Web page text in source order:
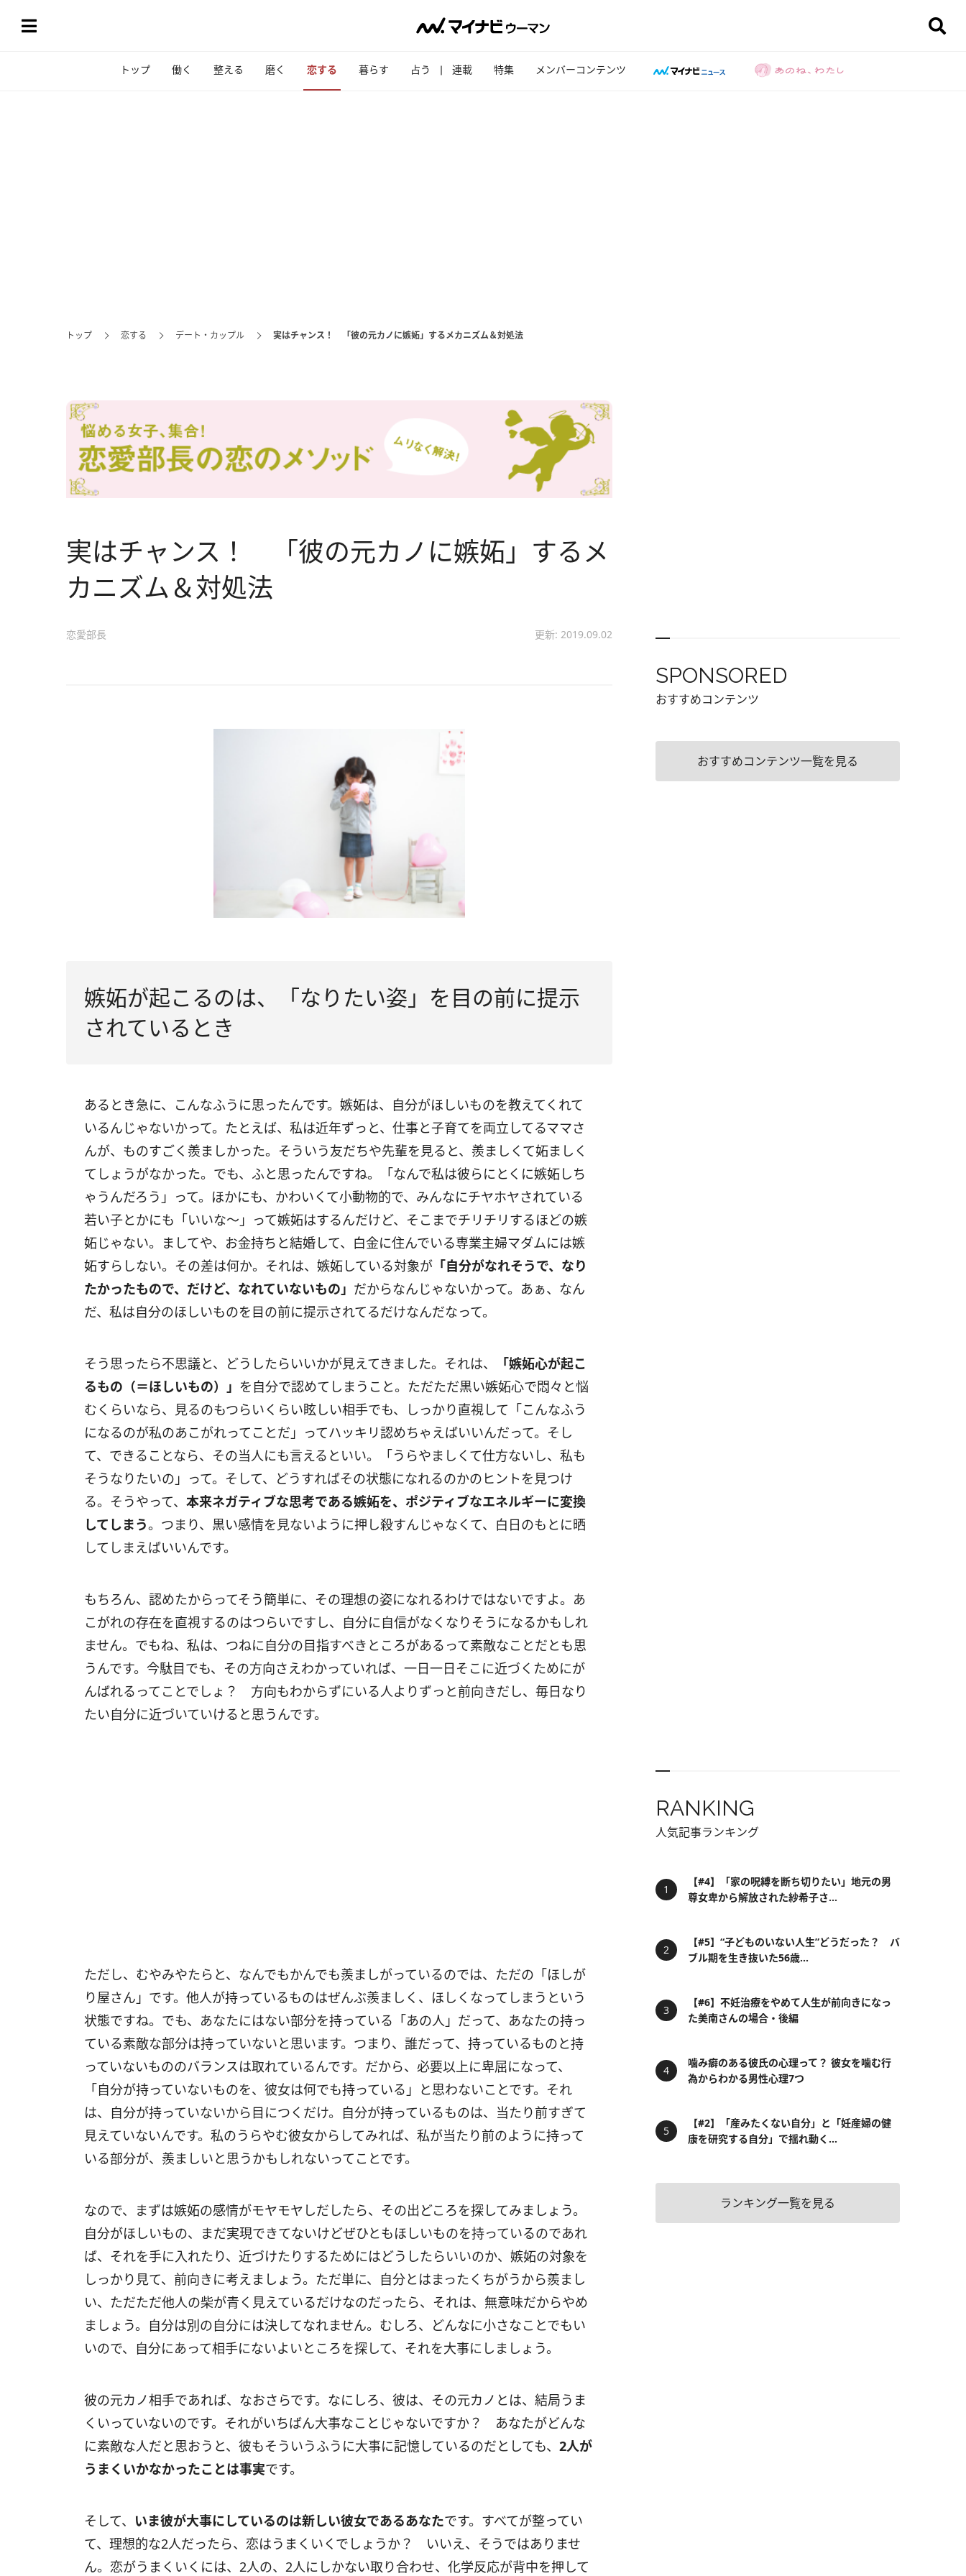
トップ 働く 整える 磨く 恋する 暮らす 占う 連載 特集 メンバーコンテンツ
トップ 恋する デート・カップル 実はチャンス！ 「彼の元カノに嫉妬」するメカニズム＆対処法
実はチャンス！ 「彼の元カノに嫉妬」するメ
カニズム＆対処法
恋愛部長 更新: 2019.09.02
嫉妬が起こるのは、「なりたい姿」を目の前に提示
されているとき
あるとき急に、こんなふうに思ったんです。嫉妬は、自分がほしいものを教えてくれて
いるんじゃないかって。たとえば、私は近年ずっと、仕事と子育てを両立してるママさ
んが、ものすごく羨ましかった。そういう友だちや先輩を見ると、羨ましくて妬ましく
てしょうがなかった。でも、ふと思ったんですね。「なんで私は彼らにとくに嫉妬しち
ゃうんだろう」って。ほかにも、かわいくて小動物的で、みんなにチヤホヤされている
若い子とかにも「いいな～」って嫉妬はするんだけど、そこまでチリチリするほどの嫉
妬じゃない。ましてや、お金持ちと結婚して、白金に住んでいる専業主婦マダムには嫉
妬すらしない。その差は何か。それは、嫉妬している対象が 「自分がなれそうで、なり
たかったもので、だけど、なれていないもの」 だからなんじゃないかって。あぁ、なん
だ、私は自分のほしいものを目の前に提示されてるだけなんだなって。
そう思ったら不思議と、どうしたらいいかが見えてきました。それは、
「嫉妬心が起こ
るもの（＝ほしいもの）」 を自分で認めてしまうこと。ただただ黒い嫉妬心で悶々と悩
むくらいなら、見るのもつらいくらい眩しい相手でも、しっかり直視して「こんなふう
になるのが私のあこがれってことだ」ってハッキリ認めちゃえばいいんだって。そし
て、できることなら、その当人にも言えるといい。「うらやましくて仕方ないし、私も
そうなりたいの」って。そして、どうすればその状態になれるのかのヒントを見つけ
る。そうやって、 本来ネガティブな思考である嫉妬を、ポジティブなエネルギーに変換
してしまう。つまり、黒い感情を見ないように押し殺すんじゃなくて、白日のもとに晒
してしまえばいいんです。
もちろん、認めたからってそう簡単に、その理想の姿になれるわけではないですよ。あ
こがれの存在を直視するのはつらいですし、自分に自信がなくなりそうになるかもしれ
ません。でもね、私は、つねに自分の目指すべきところがあるって素敵なことだとも思
うんです。今駄目でも、その方向さえわかっていれば、一日一日そこに近づくためにが
んばれるってことでしょ？ 方向もわからずにいる人よりずっと前向きだし、毎日なり
たい自分に近づいていけると思うんです。
ただし、むやみやたらと、なんでもかんでも羨ましがっているのでは、ただの「ほしが
り屋さん」です。他人が持っているものはぜんぶ羨ましく、ほしくなってしまうという
状態ですね。でも、あなたにはない部分を持っている「あの人」だって、あなたの持っ
ている素敵な部分は持っていないと思います。つまり、誰だって、持っているものと持
っていないもののバランスは取れているんです。だから、必要以上に卑屈になって、
「自分が持っていないものを、彼女は何でも持っている」と思わないことです。それ
は、自分が持っていないから目につくだけ。自分が持っているものは、当たり前すぎて
見えていないんです。私のうらやむ彼女からしてみれば、私が当たり前のように持って
いる部分が、羨ましいと思うかもしれないってことです。
なので、まずは嫉妬の感情がモヤモヤしだしたら、その出どころを探してみましょう。
自分がほしいもの、まだ実現できてないけどぜひともほしいものを持っているのであれ
ば、それを手に入れたり、近づけたりするためにはどうしたらいいのか、嫉妬の対象を
しっかり見て、前向きに考えましょう。ただ単に、自分とはまったくちがうから羨まし
い、ただただ他人の柴が青く見えているだけなのだったら、それは、無意味だからやめ
ましょう。自分は別の自分には決してなれません。むしろ、どんなに小さなことでもい
いので、自分にあって相手にないよいところを探して、それを大事にしましょう。
彼の元カノ相手であれば、なおさらです。なにしろ、彼は、その元カノとは、結局うま
くいっていないのです。それがいちばん大事なことじゃないですか？ あなたがどんな
に素敵な人だと思おうと、彼もそういうふうに大事に記憶しているのだとしても、 2人が
うまくいかなかったことは事実です。
そして、 いま彼が大事にしているのは新しい彼女であるあなたです。すべてが整ってい
て、理想的な2人だったら、恋はうまくいくでしょうか？ いいえ、そうではありませ
ん。恋がうまくいくには、2人の、2人にしかない取り合わせ、化学反応が背中を押して
SPONSORED
おすすめコンテンツ
おすすめコンテンツ一覧を見る
RANKING
人気記事ランキング
【#4】「家の呪縛を断ち切りたい」地元の男
尊女卑から解放された紗希子さ...
【#5】“子どものいない人生”どうだった？ バ
ブル期を生き抜いた56歳...
【#6】不妊治療をやめて人生が前向きになっ
た美南さんの場合・後編
噛み癖のある彼氏の心理って？ 彼女を噛む行
為からわかる男性心理7つ
【#2】「産みたくない自分」と「妊産婦の健
康を研究する自分」で揺れ動く...
ランキング一覧を見る